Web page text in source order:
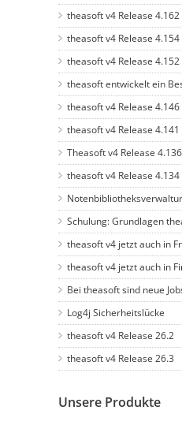
theasoft v4 Release 4.162
theasoft v4 Release 4.154
theasoft v4 Release 4.152
theasoft entwickelt ein
theasoft v4 Release 4.146
theasoft v4 Release 4.141
Theasoft v4 Release 4.136
theasoft v4 Release 4.134
Schulung: Grundlagen
theasoft v4 jetzt auch in
theasoft v4 jetzt auch in
Bei theasoft sind neue
Log4j Sicherheitslücke
theasoft v4 Release 26.2
theasoft v4 Release 26.3
Unsere Produkte